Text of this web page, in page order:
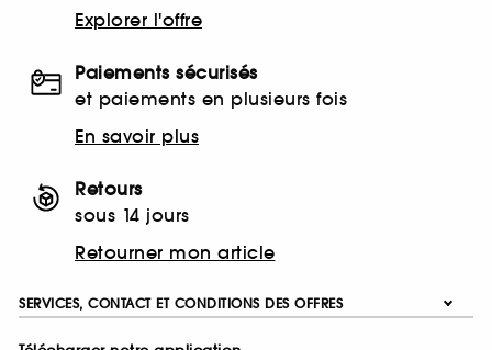
Explorer l'offre
Paiements sécurisés
et paiements en plusieurs fois
En savoir plus
Retours
sous 14 jours
Retourner mon article
SERVICES, CONTACT ET CONDITIONS DES OFFRES